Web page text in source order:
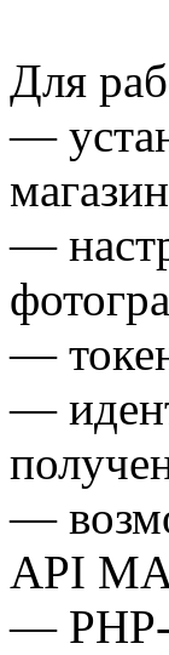
Для
—
—
—
—
—
API
— PHP-